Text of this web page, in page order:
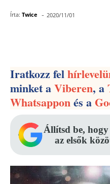
Írta: Twice - 2020/11/01
Iratkozz fel
minket aViberen, a
Whatsapponés a
Állítsd be,
az elsők